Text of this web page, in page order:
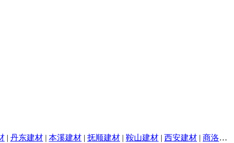
| 丹东建材 | 本溪建材 | 抚顺建材 | 鞍山建材 | 西安建材 | 商洛建材